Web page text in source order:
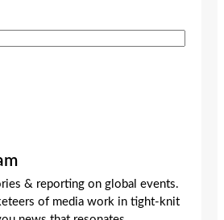
& reporting on global events.
of media work in tight-knit